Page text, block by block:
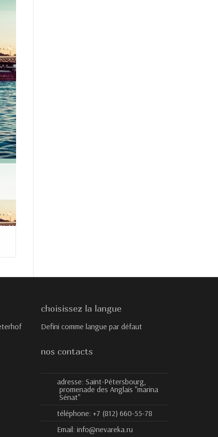
choisissez la langue
Defini comme langue par défaut
nos contacts
adresse:Saint-Pétersbourg,
promenade des Anglais "marina
Sénat"
téléphone:+7 (812) 660-55-78
Email:info@nevareka.ru